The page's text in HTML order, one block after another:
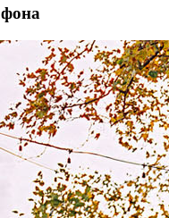
фона